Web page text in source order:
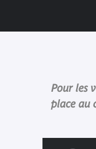
Pour les
place au